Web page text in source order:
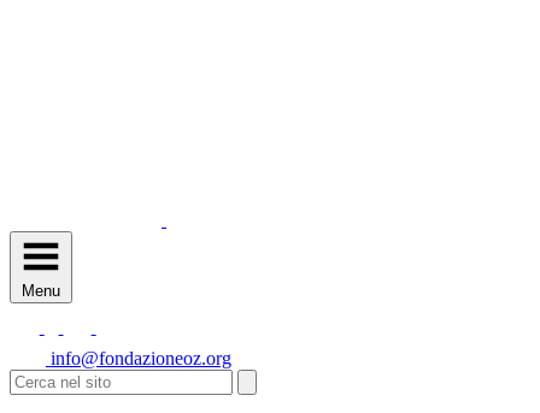
Menu
info@fondazioneoz.org